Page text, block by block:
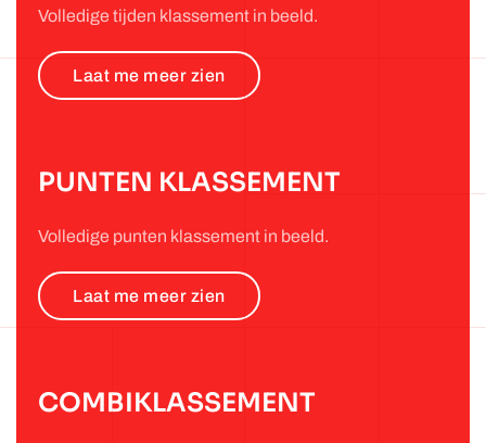
Volledige tijden klassement in beeld.
Laat me meer zien
PUNTEN KLASSEMENT
Volledige punten klassement in beeld.
Laat me meer zien
COMBIKLASSEMENT